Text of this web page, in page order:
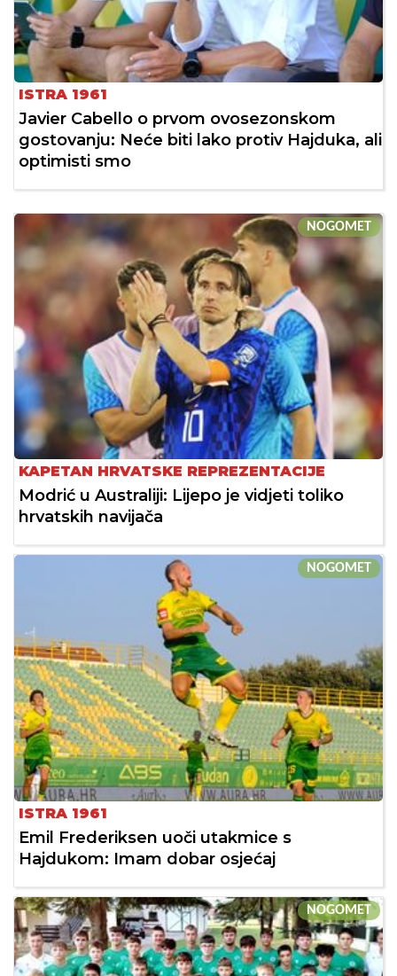
ISTRA 1961
Javier Cabello o prvom ovosezonskom
gostovanju: Neće biti lako protiv Hajduka, ali
optimisti smo
NOGOMET
KAPETAN HRVATSKE REPREZENTACIJE
Modrić u Australiji: Lijepo je vidjeti toliko
hrvatskih navijača
NOGOMET
ISTRA 1961
Emil Frederiksen uoči utakmice s
Hajdukom: Imam dobar osjećaj
NOGOMET